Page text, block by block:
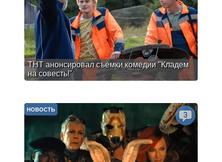
ТНТ анонсировал съемки комедии "Кладем
на совесть!"
НОВОСТЬ
3